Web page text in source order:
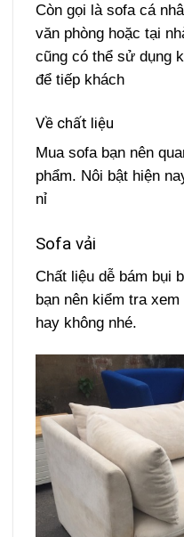
Còn gọi là sofa cá
văn phòng hoặc tại
cũng có thể sử dụng
để tiếp khách
Về chất liệu
Mua sofa bạn nên
phẩm. Nôi bật hiện
nỉ
Sofa vải
Chất liệu dễ bám bụi
bạn nên kiểm tra
hay không nhé.